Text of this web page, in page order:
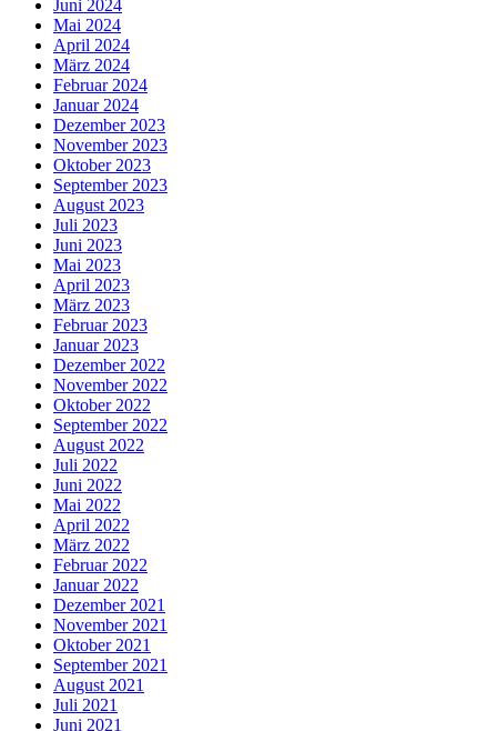
Juni 2024
Mai 2024
April 2024
März 2024
Februar 2024
Januar 2024
Dezember 2023
November 2023
Oktober 2023
September 2023
August 2023
Juli 2023
Juni 2023
Mai 2023
April 2023
März 2023
Februar 2023
Januar 2023
Dezember 2022
November 2022
Oktober 2022
September 2022
August 2022
Juli 2022
Juni 2022
Mai 2022
April 2022
März 2022
Februar 2022
Januar 2022
Dezember 2021
November 2021
Oktober 2021
September 2021
August 2021
Juli 2021
Juni 2021